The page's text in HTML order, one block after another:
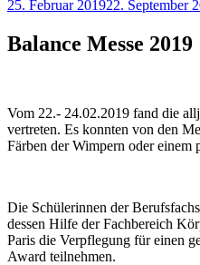
Veröffentlicht
25. Februar 201922. September
Balance Messe 2019
Vom 22.- 24.02.2019 fand die
vertreten. Es konnten von den
Färben der Wimpern oder einem
Die Schülerinnen der
dessen Hilfe der Fachbereich
Paris die Verpflegung für einen
Award teilnehmen.